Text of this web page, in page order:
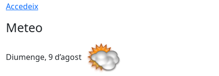
Accedeix
Meteo
Diumenge, 9 d’agost